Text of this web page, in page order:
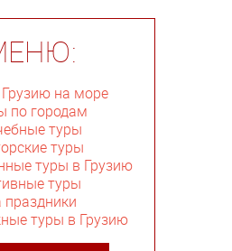
на море
по городам
туры
туры
туры в Грузию
туры
праздники
туры в Грузию